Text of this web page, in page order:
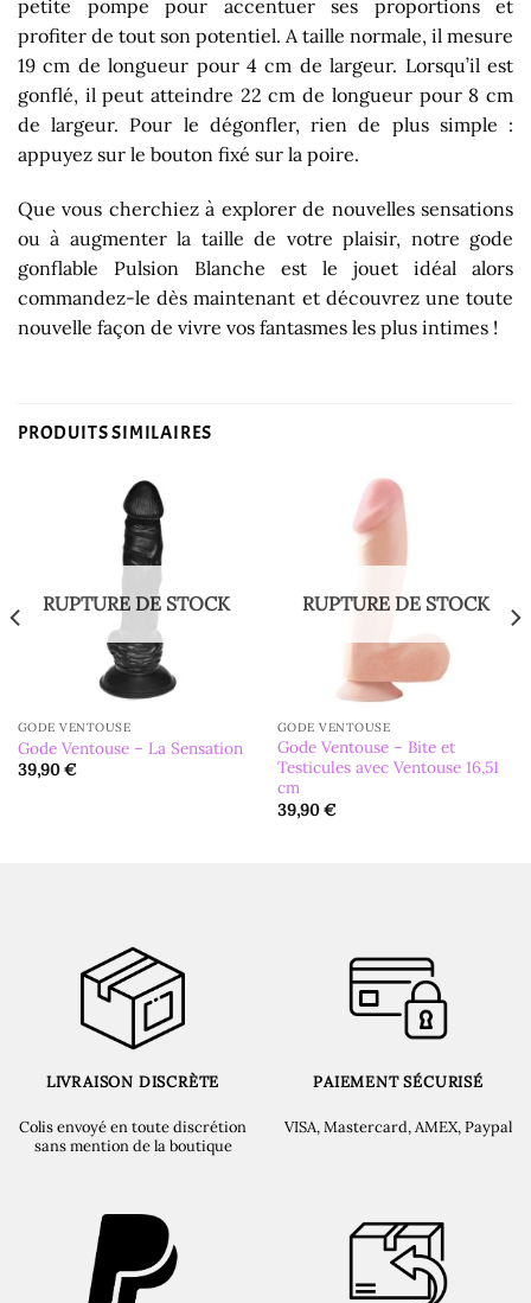
petite pompe pour accentuer ses proportions et
profiter de tout son potentiel. A taille normale, il mesure
19 cm de longueur pour 4 cm de largeur. Lorsqu’il est
gonflé, il peut atteindre 22 cm de longueur pour 8 cm
de largeur. Pour le dégonfler, rien de plus simple :
appuyez sur le bouton fixé sur la poire.
Que vous cherchiez à explorer de nouvelles sensations
ou à augmenter la taille de votre plaisir, notre gode
gonflable Pulsion Blanche est le jouet idéal alors
commandez-le dès maintenant et découvrez une toute
nouvelle façon de vivre vos fantasmes les plus intimes !
PRODUITS SIMILAIRES
RUPTURE DE STOCK
GODE VENTOUSE
Gode Ventouse – La Sensation
39,90€
RUPTURE DE STOCK
GODE VENTOUSE
Gode Ventouse – Bite et
Testicules avec Ventouse 16,51
cm
39,90€
LIVRAISON DISCRÈTE
Colis envoyé en toute discrétion
sans mention de la boutique
PAIEMENT SÉCURISÉ
VISA, Mastercard, AMEX, Paypal